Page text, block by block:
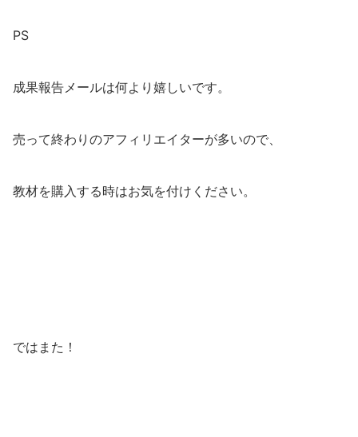
PS
成果報告メールは何より嬉しいです。
売って終わりのアフィリエイターが多いので、
教材を購入する時はお気を付けください。
ではまた！